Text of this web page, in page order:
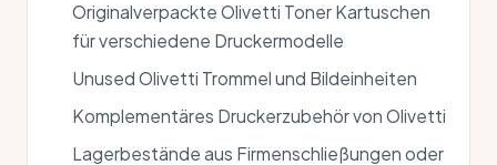
Originalverpackte Olivetti Toner Kartuschen
für verschiedene Druckermodelle
Unused Olivetti Trommel und Bildeinheiten
Komplementäres Druckerzubehör von Olivetti
Lagerbestände aus Firmenschließungen oder